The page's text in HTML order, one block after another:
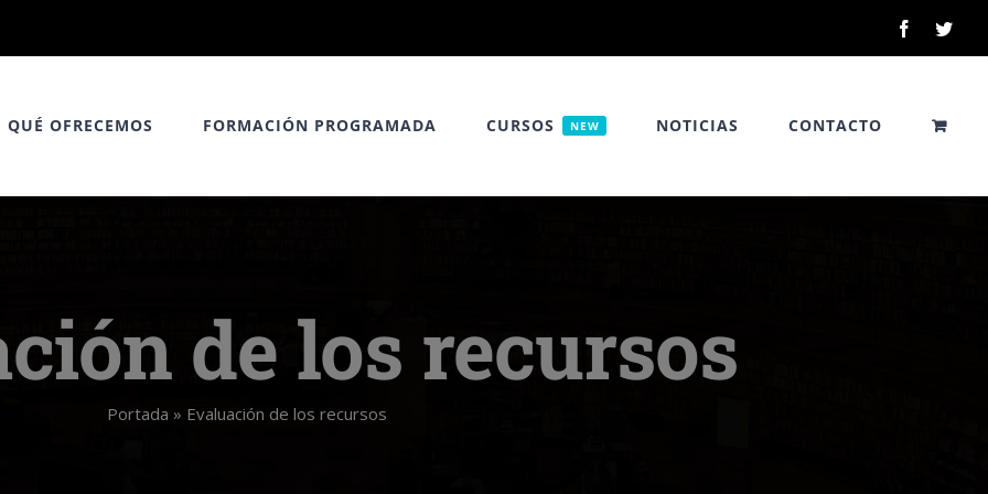
Facebook
QUÉ OFRECEMOS FORMACIÓN PROGRAMADA CURSOS NEW NOTICIAS CONTACTO
de los recursos
Portada » Evaluación de los recursos